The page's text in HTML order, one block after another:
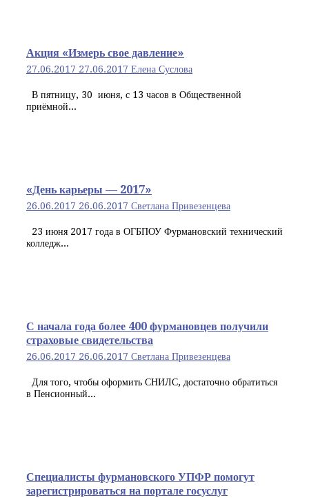
Акция «Измерь свое давление»
27.06.2017 27.06.2017 Елена Суслова
В пятницу, 30 июня, с 13 часов в Общественной
приёмной...
«День карьеры — 2017»
26.06.2017 26.06.2017 Светлана Привезенцева
23 июня 2017 года в ОГБПОУ Фурмановский технический
колледж...
С начала года более 400 фурмановцев получили
страховые свидетельства
26.06.2017 26.06.2017 Светлана Привезенцева
Для того, чтобы оформить СНИЛС, достаточно обратиться
в Пенсионный...
Специалисты фурмановского УПФР помогут
зарегистрироваться на портале госуслуг